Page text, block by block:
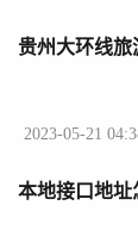
贵州大环线旅
2023-05-21
本地接口地址